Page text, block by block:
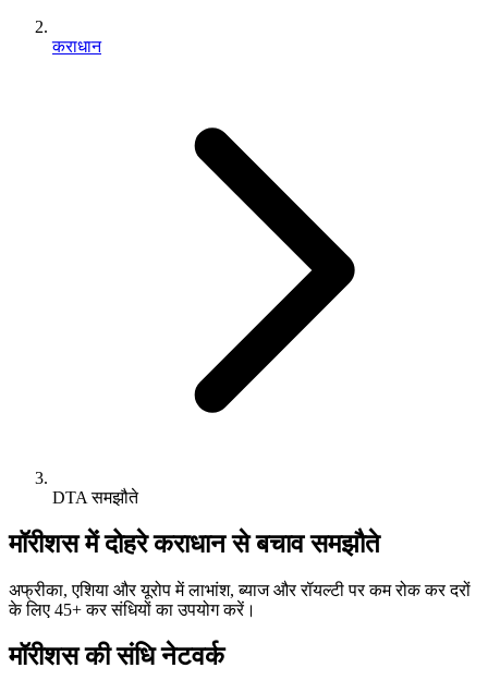
कराधान
DTA समझौते
मॉरीशस में दोहरे कराधान से बचाव समझौते
अफ्रीका, एशिया और यूरोप में लाभांश, ब्याज और रॉयल्टी पर कम रोक कर दरों
के लिए 45+ कर संधियों का उपयोग करें।
मॉरीशस की संधि नेटवर्क